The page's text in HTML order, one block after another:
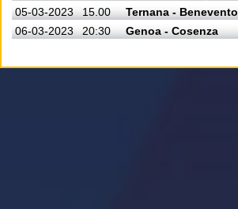
05-03-2023
15.00
Ternana - Benevento
06-03-2023
20:30 Genoa - Cosenza